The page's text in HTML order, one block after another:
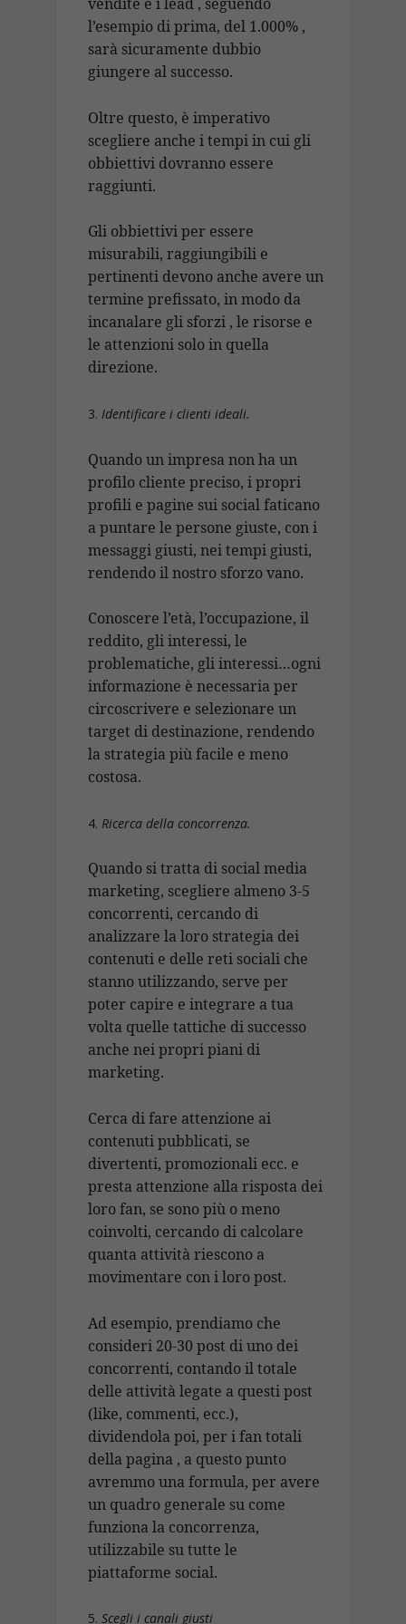
l’esempio di prima, del 1.000% ,
sarà sicuramente dubbio
giungere al successo.
Oltre questo, è imperativo
scegliere anche i tempi in cui gli
obbiettivi dovranno essere
raggiunti.
Gli obbiettivi per essere
misurabili, raggiungibili e
pertinenti devono anche avere un
termine prefissato, in modo da
incanalare gli sforzi , le risorse e
le attenzioni solo in quella
direzione.
Identificare i clienti ideali.
Quando un impresa non ha un
profilo cliente preciso, i propri
profili e pagine sui social faticano
a puntare le persone giuste, con i
messaggi giusti, nei tempi giusti,
rendendo il nostro sforzo vano.
Conoscere l’età, l’occupazione, il
reddito, gli interessi, le
problematiche, gli interessi…ogni
informazione è necessaria per
circoscrivere e selezionare un
target di destinazione, rendendo
la strategia più facile e meno
costosa.
Ricerca della concorrenza.
Quando si tratta di social media
marketing, scegliere almeno 3-5
concorrenti, cercando di
analizzare la loro strategia dei
contenuti e delle reti sociali che
stanno utilizzando, serve per
poter capire e integrare a tua
volta quelle tattiche di successo
anche nei propri piani di
marketing.
Cerca di fare attenzione ai
contenuti pubblicati, se
divertenti, promozionali ecc. e
presta attenzione alla risposta dei
loro fan, se sono più o meno
coinvolti, cercando di calcolare
quanta attività riescono a
movimentare con i loro post.
Ad esempio, prendiamo che
consideri 20-30 post di uno dei
concorrenti, contando il totale
delle attività legate a questi post
(like, commenti, ecc.),
dividendola poi, per i fan totali
della pagina , a questo punto
avremmo una formula, per avere
un quadro generale su come
funziona la concorrenza,
utilizzabile su tutte le
piattaforme social.
Scegli i canali giusti